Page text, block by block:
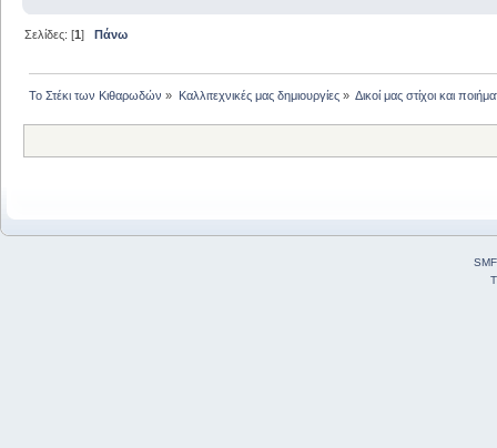
Σελίδες: [1] Πάνω
Το Στέκι των Κιθαρωδών » Καλλιτεχνικές μας δημιουργίες» Δικοί μας στίχοι και